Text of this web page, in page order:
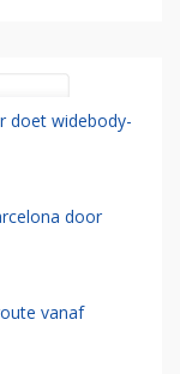
doet widebody-
door
vanaf